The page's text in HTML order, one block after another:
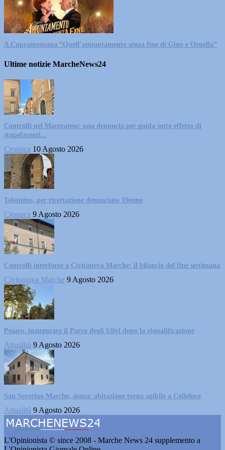
A Cupramontana “Quell’appuntamento senza fine di Gino e Ornella”
Ultime notizie MarcheNews24
Controlli nel Maceratese: una denuncia per guida sotto effetto di
stupefacenti...
Cronaca 10 Agosto 2026
Tolentino, per ricettazione denunciato 19enne
Cronaca 9 Agosto 2026
Controlli interforze a Civitanova Marche: il bilancio del fine settimana
Civitanova Marche 9 Agosto 2026
Pesaro, inaugurato il Parco degli Ulivi dopo la riqualificazione
Attualità 9 Agosto 2026
San Severino Marche, sisma: abitazione torna agibile a Colleluce
Attualità 9 Agosto 2026
L'Opinionista © since 2008 - Marche News 24 supplemento a